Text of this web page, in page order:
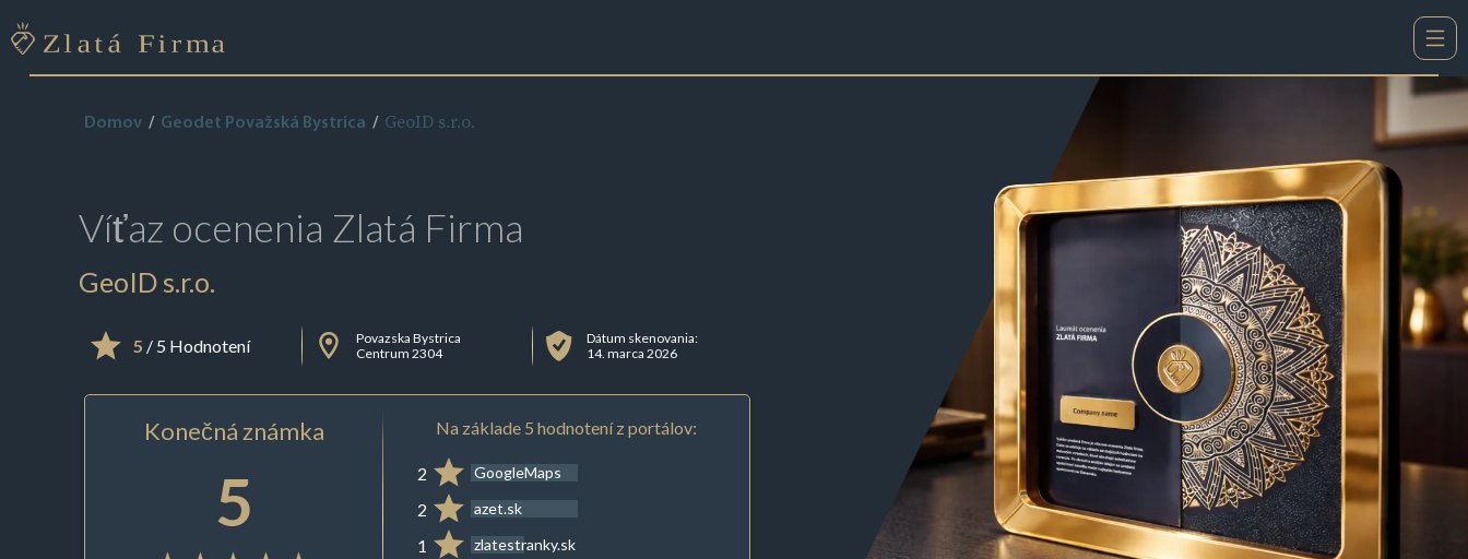
Domov Geodet Považská Bystrica GeoID s.r.o.
Víťaz ocenenia Zlatá Firma
GeoID s.r.o.
5 / 5 Hodnotení
Povazska Bystrica
Centrum 2304
Dátum skenovania:
14. marca 2026
Konečná známka
5
Na základe 5 hodnotení z portálov:
2 GoogleMaps
2 azet.sk
1 zlatestranky.sk